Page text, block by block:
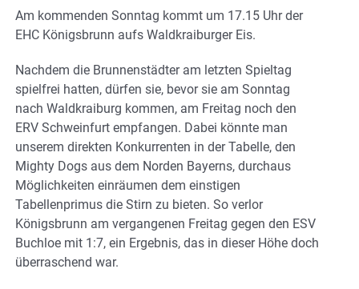
Am kommenden Sonntag kommt um 17.15 Uhr der
EHC Königsbrunn aufs Waldkraiburger Eis.
Nachdem die Brunnenstädter am letzten Spieltag
spielfrei hatten, dürfen sie, bevor sie am Sonntag
nach Waldkraiburg kommen, am Freitag noch den
ERV Schweinfurt empfangen. Dabei könnte man
unserem direkten Konkurrenten in der Tabelle, den
Mighty Dogs aus dem Norden Bayerns, durchaus
Möglichkeiten einräumen dem einstigen
Tabellenprimus die Stirn zu bieten. So verlor
Königsbrunn am vergangenen Freitag gegen den ESV
Buchloe mit 1:7, ein Ergebnis, das in dieser Höhe doch
überraschend war.